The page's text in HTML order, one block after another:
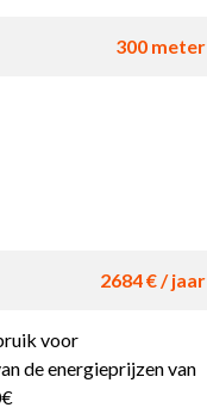
300 meter
2684 € / jaar
voor
de energieprijzen van